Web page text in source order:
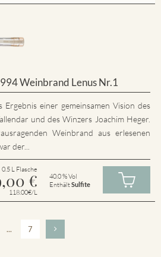
Weinbrand Lenus Nr.1
Ergebnis einer gemeinsamen Vision des
und des Winzers Joachim Heger.
Weinbrand aus erlesenen
der...
0.5 L Flasche
€
118.00€/L
40.0 % Vol
EnthältSulfite
... 7